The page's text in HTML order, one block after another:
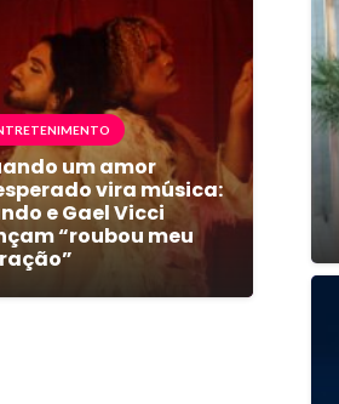
um amor
vira música:
e Gael Vicci
“roubou meu